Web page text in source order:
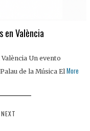
en València
Un evento
de la Música El More
NEXT